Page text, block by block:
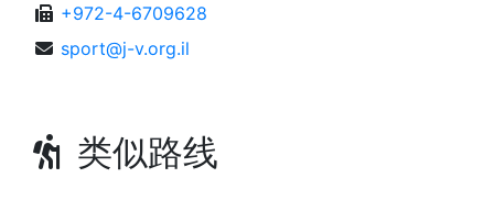
+972-4-6709628
sport@j-v.org.il
类似路线